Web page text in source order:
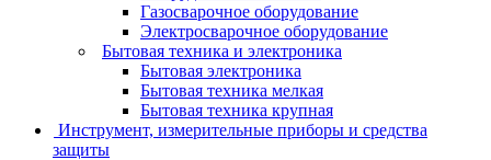
Газосварочное оборудование
Электросварочное оборудование
Бытовая техника и электроника
Бытовая электроника
Бытовая техника мелкая
Бытовая техника крупная
Инструмент, измерительные приборы и средства
защиты